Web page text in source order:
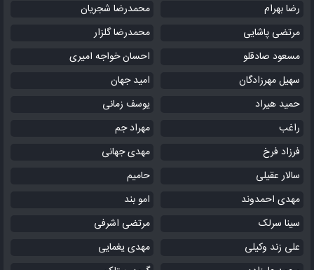
رضا بهرام
محمدرضا شجریان
مرتضی پاشایی
محمدرضا گلزار
مسعود صادقلو
احسان خواجه امیری
سهیل مهرزادگان
امید جهان
حمید هیراد
یوسف زمانی
راغب
مهراد جم
فرزاد فرخ
مهدی جهانی
سالار عقیلی
حامیم
مهدی احمدوند
امو بند
سینا سرلک
مرتضی اشرفی
علی زند وکیلی
مهدی یغمایی